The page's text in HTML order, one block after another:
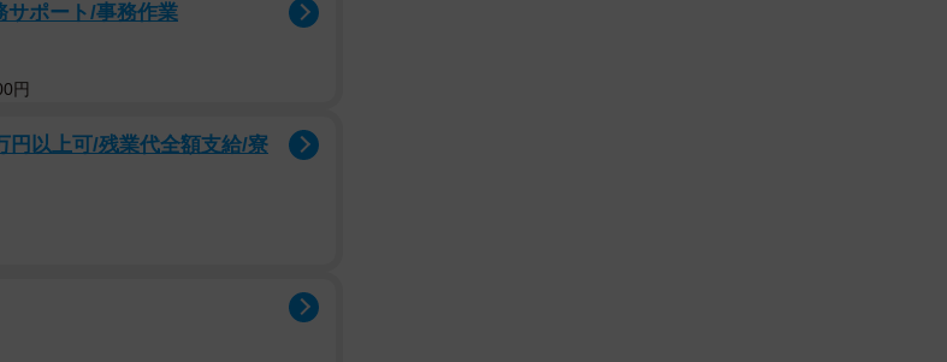
子（5歳と2歳）に限ってそんな……」
。それを見た人からはたくさんの反
サポート/事務作業
円
円以上可/残業代全額支給/寮